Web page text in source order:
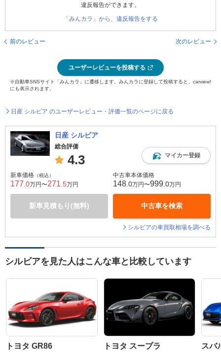
違反報告ができます。
「みんカラ」から、違反報告をする
前のレビュー 次のレビュー
ユーザーレビューを投稿する
※自動車SNSサイト「みんカラ」に遷移します。みんカラに登録して投稿すると、carview!
にも表示されます。
日産 シルビア のユーザーレビュー・評価一覧のページに戻る
日産 シルビア
総合評価
4.3 マイカー登録
新車価格 （税込）
177 .0万円〜271 .5万円
新車見積もり(無料)
中古車本体価格
148 .0万円〜999 .0万円
中古車を検索
シルビアの車買取相場を調べる
シルビアを見た人はこんな車と比較しています
トヨタ GR86 トヨタ スープラ スバ